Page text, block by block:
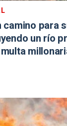
camino para
un río